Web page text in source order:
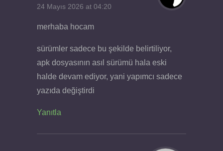
24 Mayıs 2026 at 04:20
merhaba hocam
sürümler sadece bu şekilde belirtiliyor,
apk dosyasının asıl sürümü hala eski
halde devam ediyor, yani yapımcı sadece
yazıda değiştirdi
Yanıtla